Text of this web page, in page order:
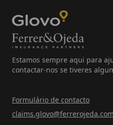
Estamos sempre aqui para
contactar-nos se tiveres
Formulário de contacto
claims.glovo@ferrerojeda.com